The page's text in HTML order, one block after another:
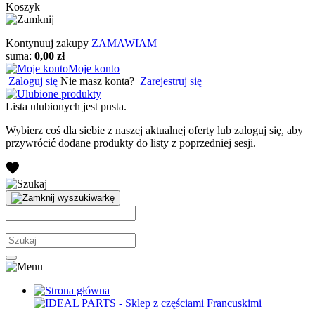
Koszyk
Kontynuuj zakupy ZAMAWIAM
suma: 0,00 zł
Moje konto
Zaloguj się Nie masz konta? Zarejestruj się
Lista ulubionych jest pusta.
Wybierz coś dla siebie z naszej aktualnej oferty lub zaloguj się, aby
przywrócić dodane produkty do listy z poprzedniej sesji.